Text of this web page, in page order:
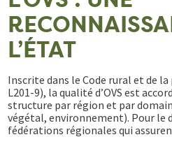
L’ÉTAT
Inscrite dans le Code rural et de
L201-9), la qualité d’OVS est
structure par région et par
végétal, environnement). Pour le
fédérations régionales qui